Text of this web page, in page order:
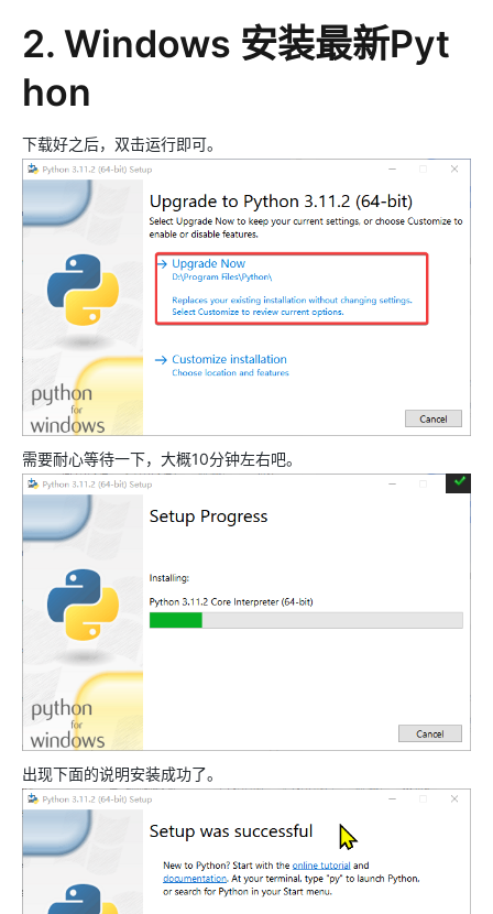
2. Windows 安装最新Pyt
hon
下载好之后，双击运行即可。
需要耐心等待一下，大概10分钟左右吧。
出现下面的说明安装成功了。